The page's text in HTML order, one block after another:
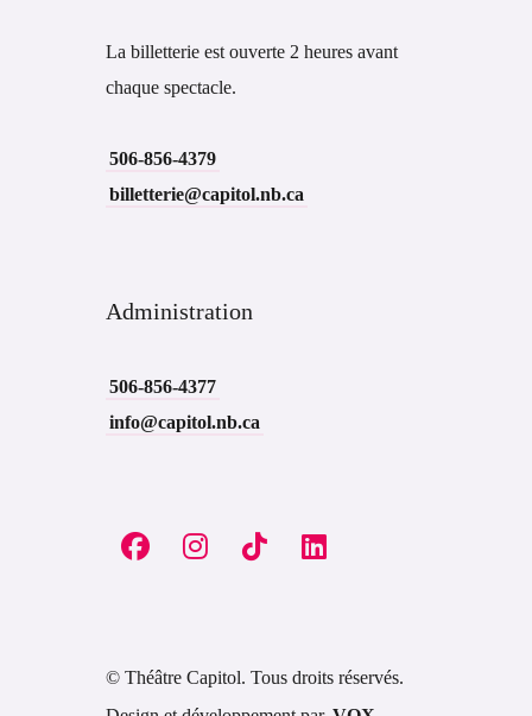
La billetterie est ouverte 2 heures avant
chaque spectacle.
506-856-4379
billetterie@capitol.nb.ca
Administration
506-856-4377
info@capitol.nb.ca
© Théâtre Capitol. Tous droits réservés.